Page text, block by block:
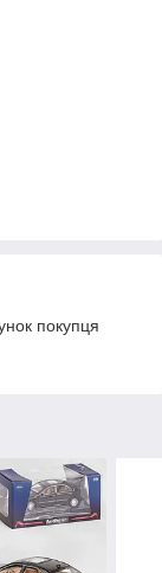
покупця